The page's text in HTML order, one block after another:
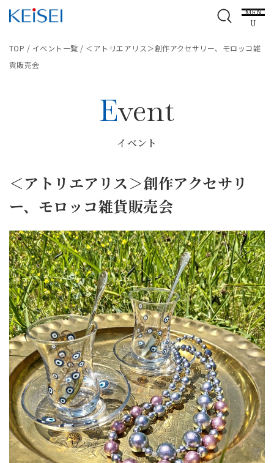
MEN
U
TOP / イベント一覧 / ＜アトリエアリス＞創作アクセサリー、モロッコ雑
貨販売会
Event
イベント
＜アトリエアリス＞創作アクセサリ
ー、モロッコ雑貨販売会